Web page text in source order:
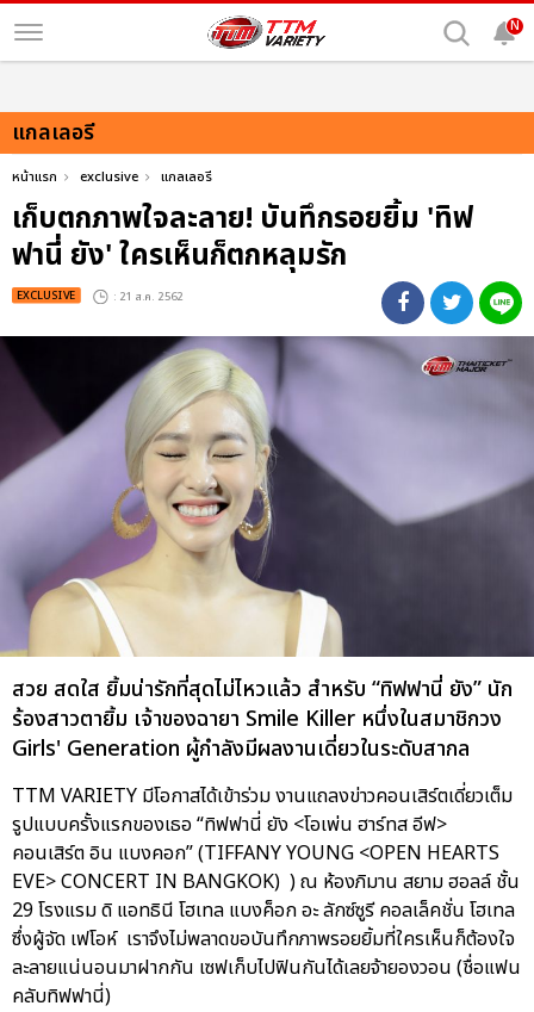
N
แกลเลอรี
หน้าแรก exclusive แกลเลอรี
เก็บตกภาพใจละลาย! บันทึกรอยยิ้ม 'ทิฟ
ฟานี่ ยัง' ใครเห็นก็ตกหลุมรัก
EXCLUSIVE : 21 ส.ค. 2562
สวย สดใส ยิ้มน่ารักที่สุดไม่ไหวแล้ว สำหรับ “ทิฟฟานี่ ยัง” นัก
ร้องสาวตายิ้ม เจ้าของฉายา Smile Killer หนึ่งในสมาชิกวง
Girls' Generation ผู้กำลังมีผลงานเดี่ยวในระดับสากล
TTM VARIETY มีโอกาสได้เข้าร่วม งานแถลงข่าวคอนเสิร์ตเดี่ยวเต็ม
รูปแบบครั้งแรกของเธอ “ทิฟฟานี่ ยัง <โอเพ่น ฮาร์ทส อีฟ>
คอนเสิร์ต อิน แบงคอก” (TIFFANY YOUNG <OPEN HEARTS
EVE> CONCERT IN BANGKOK) ) ณ ห้องภิมาน สยาม ฮอลล์ ชั้น
29 โรงแรม ดิ แอทธินี โฮเทล แบงค็อก อะ ลักซ์ซูรี คอลเล็คชั่น โฮเทล
ซึ่งผู้จัด เฟโอห์ เราจึงไม่พลาดขอบันทึกภาพรอยยิ้มที่ใครเห็นก็ต้องใจ
ละลายแน่นอนมาฝากกัน เซฟเก็บไปฟินกันได้เลยจ้ายองวอน (ชื่อแฟน
คลับทิฟฟานี่)